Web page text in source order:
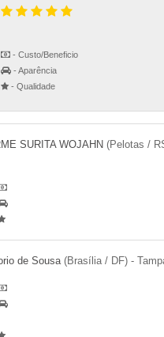
- Custo/Beneficio
- Aparência
- Qualidade
SURITA WOJAHN (Pelotas /
de Sousa (Brasília / DF) -